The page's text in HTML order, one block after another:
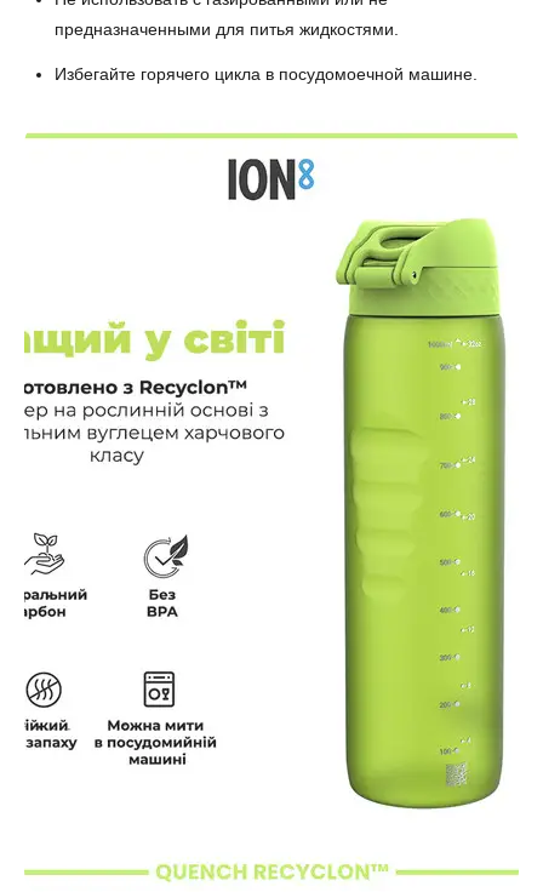
предназначенными для питья жидкостями.
Избегайте горячего цикла в посудомоечной машине.